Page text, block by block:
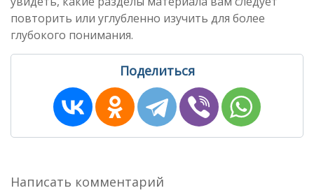
повторить или углубленно изучить для более
глубокого понимания.
Поделиться
Написать комментарий